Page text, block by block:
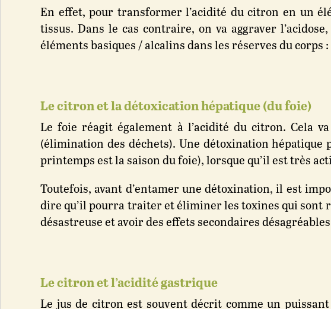
En effet, pour transformer l’acidité du citron en un
tissus. Dans le cas contraire, on va aggraver
éléments basiques / alcalins dans les réserves du corps
Le citron et la détoxication hépatique (du foie)
Le foie réagit également à l’acidité du citron. Cela
(élimination des déchets). Une détoxination
printemps est la saison du foie), lorsque qu’il est très
Toutefois, avant d’entamer une détoxination, il est
dire qu’il pourra traiter et éliminer les toxines qui sont
désastreuse et avoir des effets secondaires
Le citron et l’acidité gastrique
Le jus de citron est souvent décrit comme un